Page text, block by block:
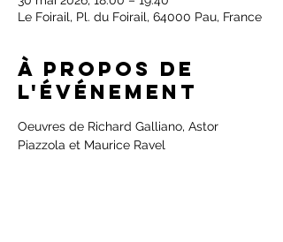
Le Foirail, Pl. du Foirail, 64000 Pau, France
À propos de
l'événement
Oeuvres de Richard Galliano, Astor
Piazzola et Maurice Ravel